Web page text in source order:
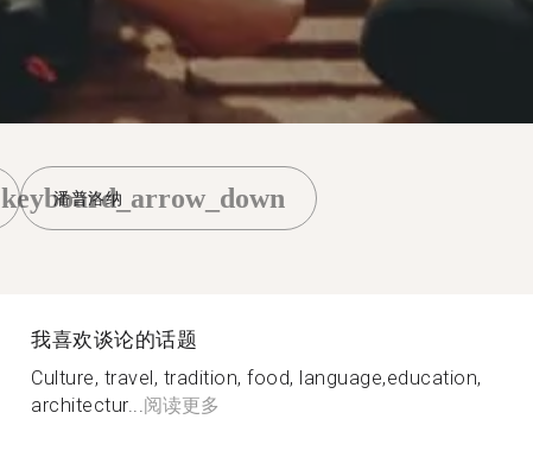
潘普洛纳
keyboard_arrow_down
我喜欢谈论的话题
Culture, travel, tradition, food, language,education,
architectur...阅读更多